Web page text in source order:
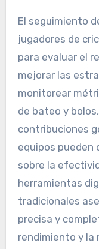
El seguimiento de las estadísticas de los
jugadores de
para evaluar el
mejorar las
monitorear
de bateo y
contribuciones
equipos pueden
sobre la
herramientas
tradicionales
precisa y
rendimiento y la